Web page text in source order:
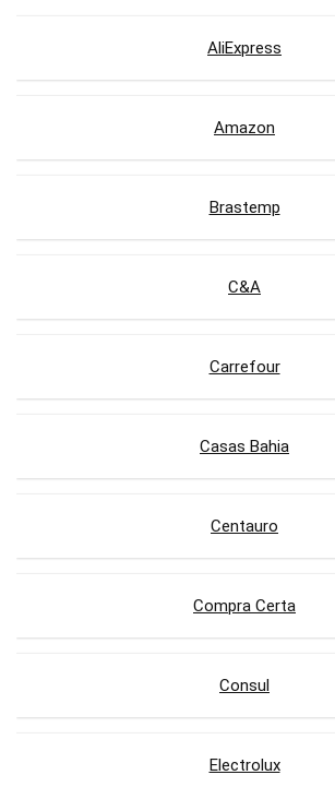
AliExpress
Amazon
Brastemp
C&A
Carrefour
Casas Bahia
Centauro
Compra Certa
Consul
Electrolux